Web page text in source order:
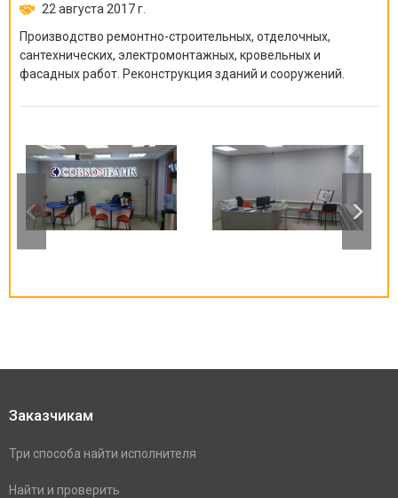
22 августа 2017 г.
Производство ремонтно-строительных, отделочных,
сантехнических, электромонтажных, кровельных и
фасадных работ. Реконструкция зданий и сооружений.
Заказчикам
Три способа найти исполнителя
Найти и проверить